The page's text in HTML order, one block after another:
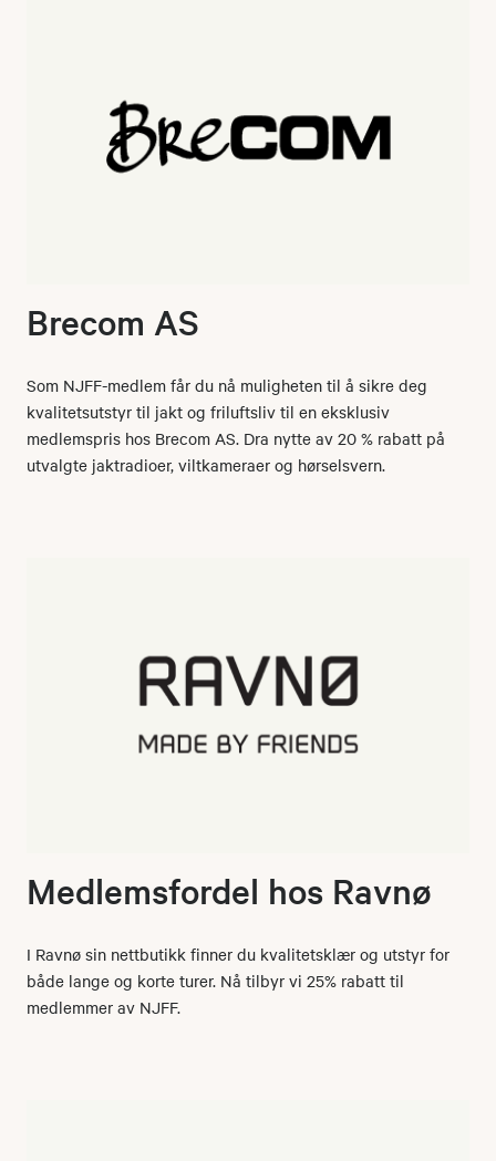
Brecom AS
Som NJFF-medlem får du nå muligheten til å sikre deg
kvalitetsutstyr til jakt og friluftsliv til en eksklusiv
medlemspris hos Brecom AS. Dra nytte av 20 % rabatt på
utvalgte jaktradioer, viltkameraer og hørselsvern.
Medlemsfordel hos Ravnø
I Ravnø sin nettbutikk finner du kvalitetsklær og utstyr for
både lange og korte turer. Nå tilbyr vi 25% rabatt til
medlemmer av NJFF.